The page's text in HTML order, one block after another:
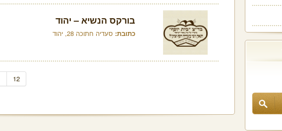
בורקס הנשיא – יהוד
כתובת: סעדיה חתוכה 28, יהוד
12